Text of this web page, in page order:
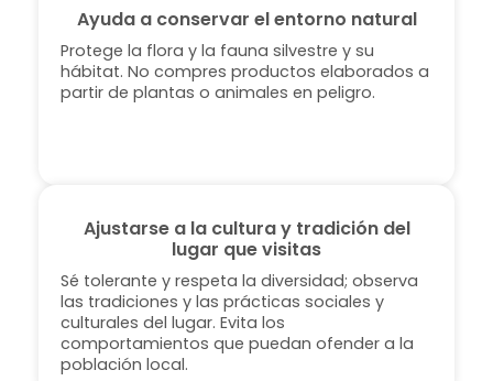
Ayuda a conservar el entorno natural
Protege la flora y la fauna silvestre y su
hábitat. No compres productos elaborados a
partir de plantas o animales en peligro.
Ajustarse a la cultura y tradición del
lugar que visitas
Sé tolerante y respeta la diversidad; observa
las tradiciones y las prácticas sociales y
culturales del lugar. Evita los
comportamientos que puedan ofender a la
población local.